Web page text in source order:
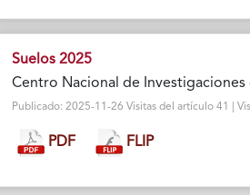
Suelos 2025
Centro Nacional de Investigaciones
Publicado: 2025-11-26 Visitas del artículo 41 |
PDF FLIP